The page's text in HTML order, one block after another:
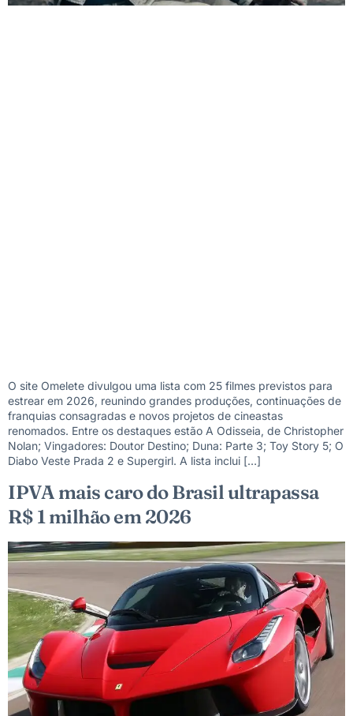
O site Omelete divulgou uma lista com 25 filmes previstos para
estrear em 2026, reunindo grandes produções, continuações de
franquias consagradas e novos projetos de cineastas
renomados. Entre os destaques estão A Odisseia, de Christopher
Nolan; Vingadores: Doutor Destino; Duna: Parte 3; Toy Story 5; O
Diabo Veste Prada 2 e Supergirl. A lista inclui […]
IPVA mais caro do Brasil ultrapassa
R$ 1 milhão em 2026